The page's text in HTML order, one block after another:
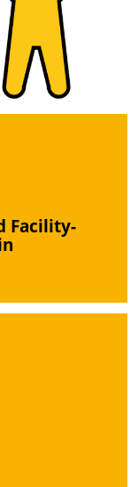
Facility-